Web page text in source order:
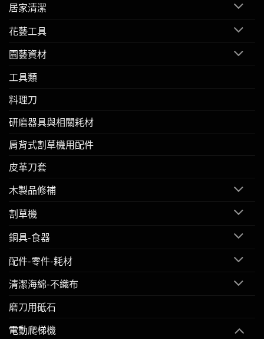
居家清潔
花藝工具
園藝資材
工具類
料理刀
研磨器具與相關耗材
肩背式割草機用配件
皮革刀套
木製品修補
割草機
銅具-食器
配件-零件-耗材
清潔海綿-不織布
磨刀用砥石
電動爬梯機